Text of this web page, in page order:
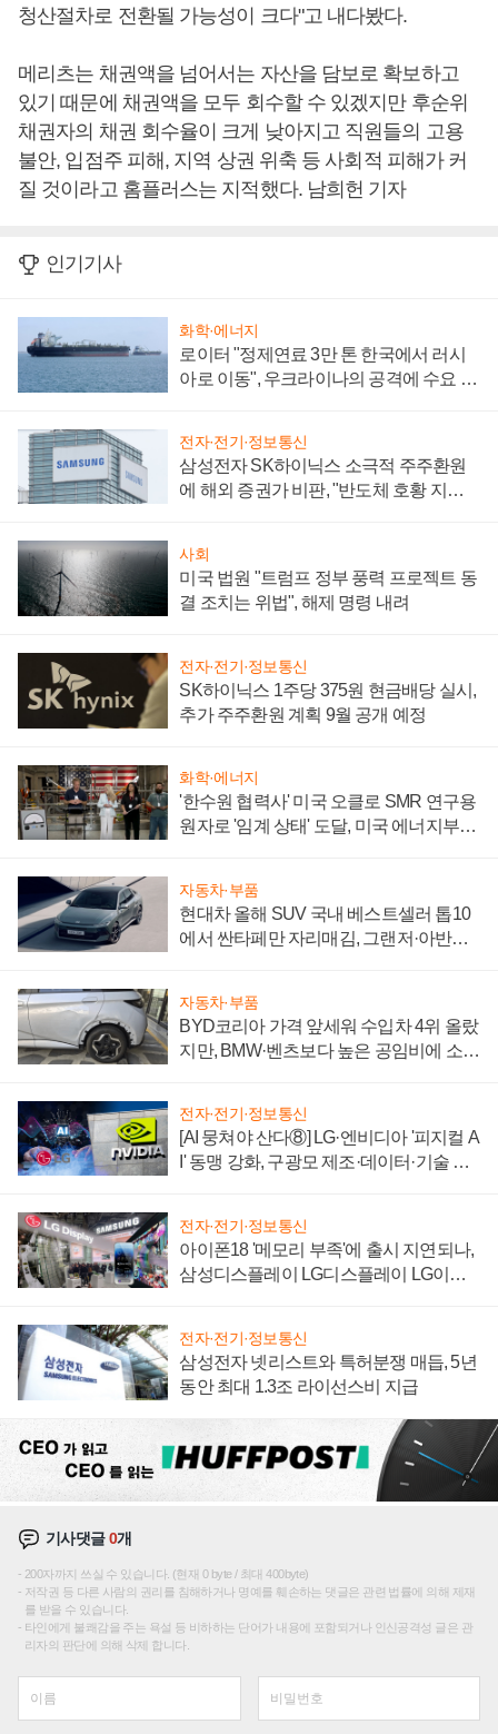
청산절차로 전환될 가능성이 크다"고 내다봤다.
메리츠는 채권액을 넘어서는 자산을 담보로 확보하고
있기 때문에 채권액을 모두 회수할 수 있겠지만 후순위
채권자의 채권 회수율이 크게 낮아지고 직원들의 고용
불안, 입점주 피해, 지역 상권 위축 등 사회적 피해가 커
질 것이라고 홈플러스는 지적했다. 남희헌 기자
인기기사
화학·에너지
로이터 "정제연료 3만 톤 한국에서 러시
아로 이동", 우크라이나의 공격에 수요 늘
전자·전기·정보통신
삼성전자 SK하이닉스 소극적 주주환원
에 해외 증권가 비판, "반도체 호황 지속
사회
미국 법원 "트럼프 정부 풍력 프로젝트 동
결 조치는 위법", 해제 명령 내려
전자·전기·정보통신
SK하이닉스 1주당 375원 현금배당 실시,
추가 주주환원 계획 9월 공개 예정
화학·에너지
'한수원 협력사' 미국 오클로 SMR 연구용
원자로 '임계 상태' 도달, 미국 에너지부
자동차·부품
현대차 올해 SUV 국내 베스트셀러 톱10
에서 싼타페만 자리매김, 그랜저·아반떼
자동차·부품
BYD코리아 가격 앞세워 수입차 4위 올랐
지만, BMW·벤츠보다 높은 공임비에 소비
전자·전기·정보통신
[AI 뭉쳐야 산다⑧] LG·엔비디아 '피지컬 A
I' 동맹 강화, 구광모 제조·데이터·기술 결
전자·전기·정보통신
아이폰18 '메모리 부족'에 출시 지연되나,
삼성디스플레이 LG디스플레이 LG이노
전자·전기·정보통신
삼성전자 넷리스트와 특허분쟁 매듭, 5년
동안 최대 1.3조 라이선스비 지급
기사댓글0개
200자까지 쓰실 수 있습니다. (현재 0 byte / 최대 400byte)
저작권 등 다른 사람의 권리를 침해하거나 명예를 훼손하는 댓글은 관련 법률에 의해 제재
를 받을 수 있습니다.
타인에게 불쾌감을 주는 욕설 등 비하하는 단어가 내용에 포함되거나 인신공격성 글은 관
리자의 판단에 의해 삭제 합니다.